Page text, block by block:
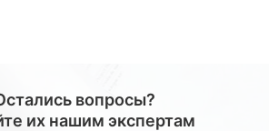
вопросы?
их нашим экспертам